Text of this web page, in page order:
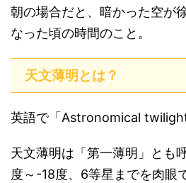
朝の場合だと、暗かった空が
なった頃の時間のこと。
天文薄明とは？
英語で「Astronomical twilight
天文薄明は「第一薄明」とも
度～-18度、6等星までを肉眼